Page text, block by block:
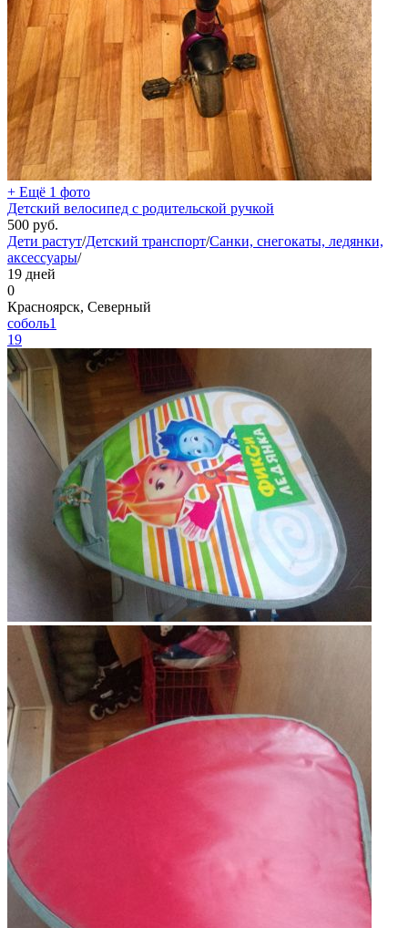
+ Ещё 1 фото
Детский велосипед с родительской ручкой
500 руб.
Дети растут/Детский транспорт/Санки, снегокаты, ледянки,
аксессуары/
19 дней
0
Красноярск, Северный
соболь1
19